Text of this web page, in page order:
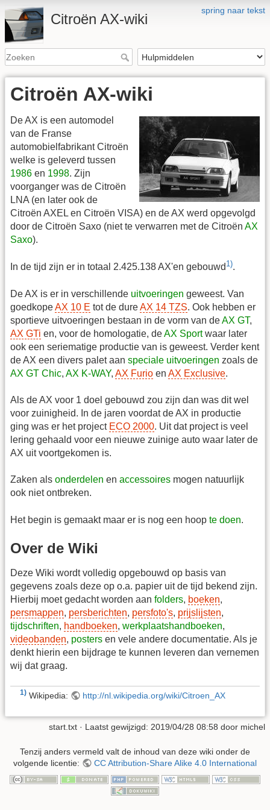
spring naar tekst
Citroën AX-wiki
Citroën AX-wiki
De AX is een automodel
van de Franse
automobielfabrikant Citroën
welke is geleverd tussen
1986 en 1998. Zijn
voorganger was de Citroën
LNA (en later ook de
Citroën AXEL en Citroën VISA) en de AX werd opgevolgd
door de Citroën Saxo (niet te verwarren met de Citroën AX
Saxo).
In de tijd zijn er in totaal 2.425.138 AX'en gebouwd 1).
De AX is er in verschillende uitvoeringen geweest. Van
goedkopeAX 10 E tot de dureAX 14 TZS. Ook hebben er
sportieve uitvoeringen bestaan in de vorm van deAX GT,
AX GTi en, voor de homologatie, deAX Sportwaar later
ook een seriematige productie van is geweest. Verder kent
de AX een divers palet aan speciale uitvoeringen zoals de
AX GT Chic, AX K-WAY, AX Furio en AX Exclusive.
Als de AX voor 1 doel gebouwd zou zijn dan was dit wel
voor zuinigheid. In de jaren voordat de AX in productie
ging was er het project ECO 2000. Uit dat project is veel
lering gehaald voor een nieuwe zuinige auto waar later de
AX uit voortgekomen is.
Zaken als onderdelen en accessoires mogen natuurlijk
ook niet ontbreken.
Het begin is gemaakt maar er is nog een hoop te doen.
Over de Wiki
Deze Wiki wordt volledig opgebouwd op basis van
gegevens zoals deze op o.a. papier uit de tijd bekend zijn.
Hierbij moet gedacht worden aan folders, boeken,
persmappen, persberichten, persfoto's, prijslijsten,
tijdschriften, handboeken, werkplaatshandboeken,
videobanden, posters en vele andere documentatie. Als je
denkt hierin een bijdrage te kunnen leveren dan vernemen
wij dat graag.
1) Wikipedia: http://nl.wikipedia.org/wiki/Citroen_AX
start.txt · Laatst gewijzigd: 2019/04/28 08:58 door michel
Tenzij anders vermeld valt de inhoud van deze wiki onder de
volgende licentie:
CC Attribution-Share Alike 4.0 International